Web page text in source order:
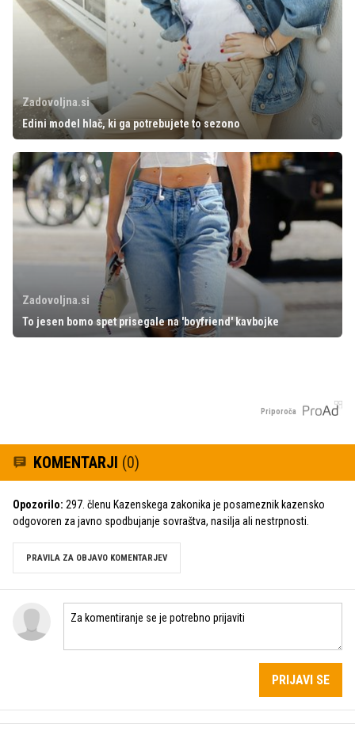
Zadovoljna.si
Edini model hlač, ki ga potrebujete to sezono
Zadovoljna.si
To jesen bomo spet prisegale na 'boyfriend' kavbojke
Priporoča
KOMENTARJI (0)
Opozorilo: 297. členu Kazenskega zakonika je posameznik kazensko
odgovoren za javno spodbujanje sovraštva, nasilja ali nestrpnosti.
PRAVILA ZA OBJAVO KOMENTARJEV
PRIJAVI SE